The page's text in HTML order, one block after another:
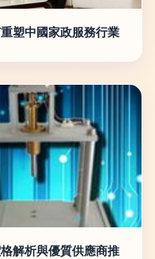
塑中國家政服務行業
解析與優質供應商推